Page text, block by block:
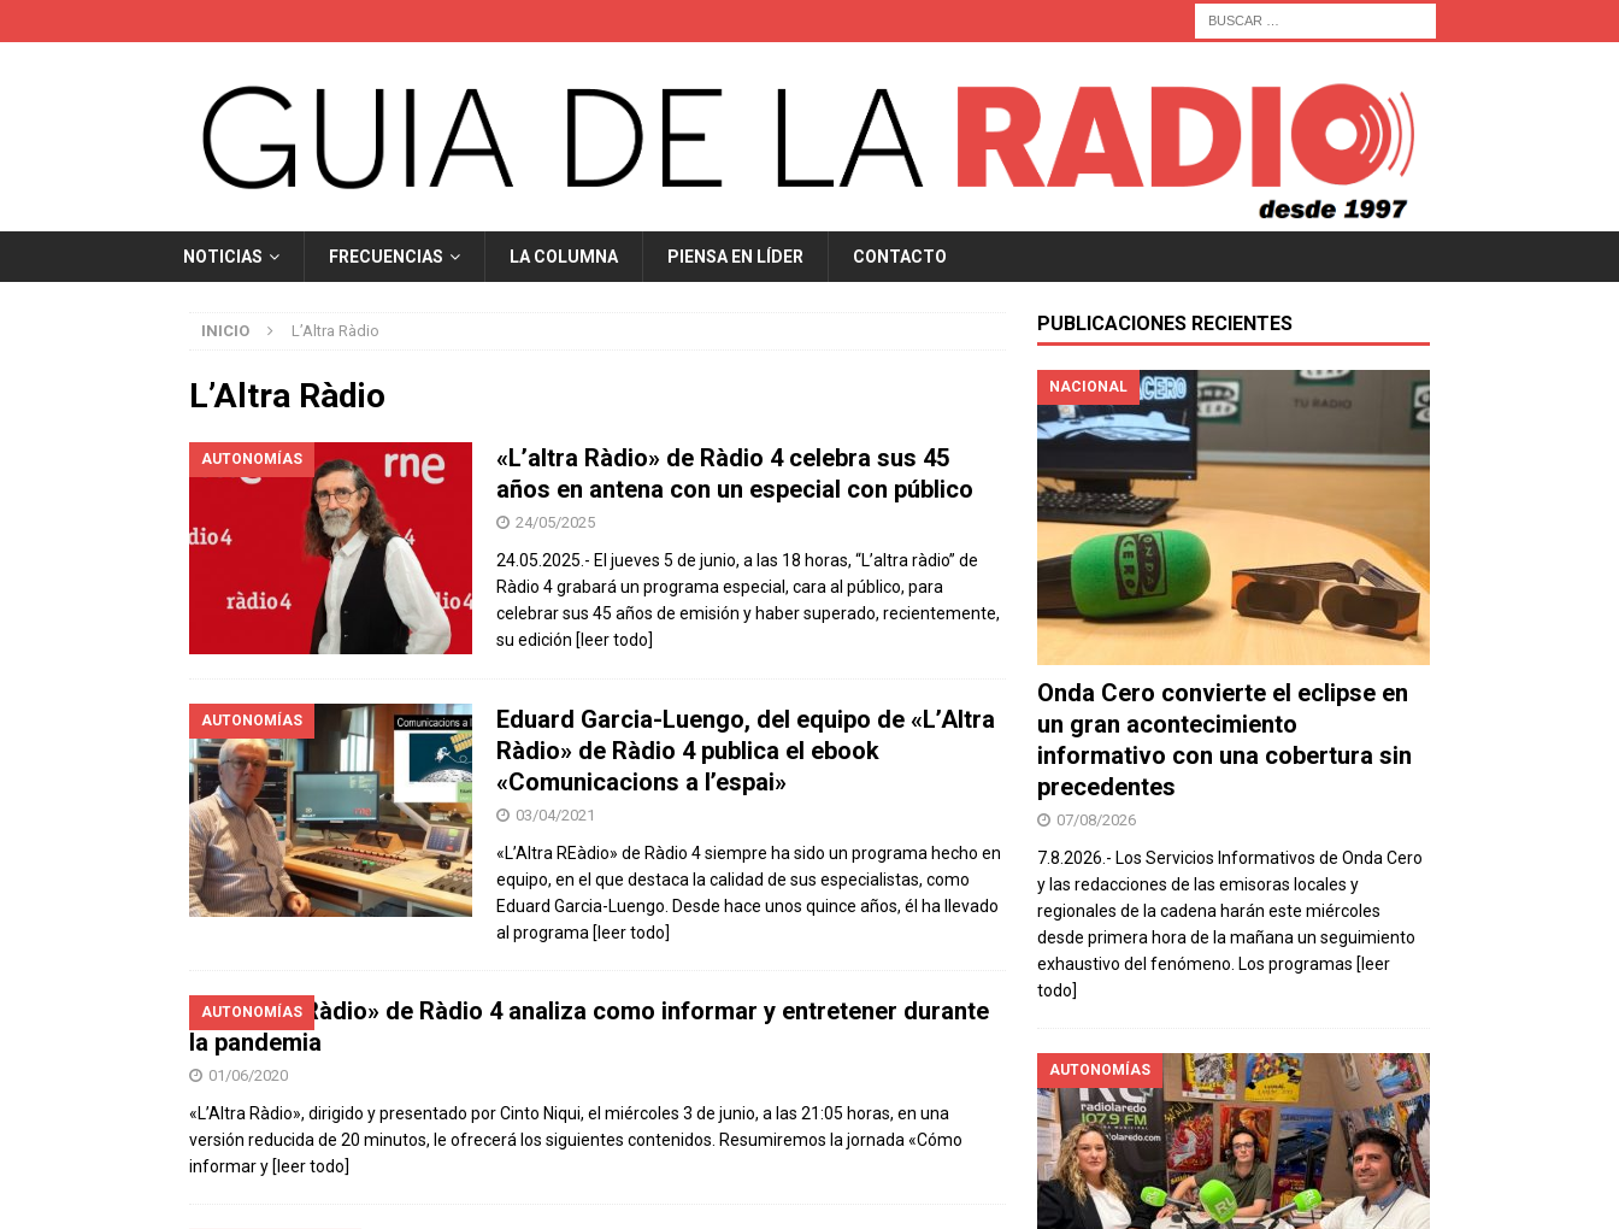
NOTICIAS FRECUENCIAS LA COLUMNA PIENSA EN LÍDER CONTACTO
INICIO L’Altra Ràdio
L’Altra Ràdio
AUTONOMÍAS
«L’altra Ràdio» de Ràdio 4 celebra sus 45
años en antena con un especial con público
24/05/2025
24.05.2025.- El jueves 5 de junio, a las 18 horas, “L’altra ràdio” de
Ràdio 4 grabará un programa especial, cara al público, para
celebrar sus 45 años de emisión y haber superado, recientemente,
su edición [leer todo]
AUTONOMÍAS
Eduard Garcia-Luengo, del equipo de «L’Altra
Ràdio» de Ràdio 4 publica el ebook
«Comunicacions a l’espai»
03/04/2021
«L’Altra REàdio» de Ràdio 4 siempre ha sido un programa hecho en
equipo, en el que destaca la calidad de sus especialistas, como
Eduard Garcia-Luengo. Desde hace unos quince años, él ha llevado
al programa [leer todo]
AUTONOMÍAS
«L’Altra Ràdio» de Ràdio 4 analiza como informar y entretener durante
la pandemia
01/06/2020
«L’Altra Ràdio», dirigido y presentado por Cinto Niqui, el miércoles 3 de junio, a las 21:05 horas, en una
versión reducida de 20 minutos, le ofrecerá los siguientes contenidos. Resumiremos la jornada «Cómo
informar y [leer todo]
PUBLICACIONES RECIENTES
NACIONAL
Onda Cero convierte el eclipse en
un gran acontecimiento
informativo con una cobertura sin
precedentes
07/08/2026
7.8.2026.- Los Servicios Informativos de Onda Cero
y las redacciones de las emisoras locales y
regionales de la cadena harán este miércoles
desde primera hora de la mañana un seguimiento
exhaustivo del fenómeno. Los programas [leer
todo]
AUTONOMÍAS